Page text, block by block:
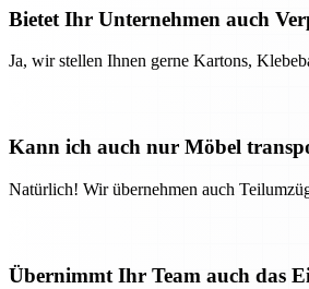
Bietet Ihr Unternehmen auch
Ja, wir stellen Ihnen gerne Kartons,
Kann ich auch nur Möbel
Natürlich! Wir übernehmen auch
Übernimmt Ihr Team auch das